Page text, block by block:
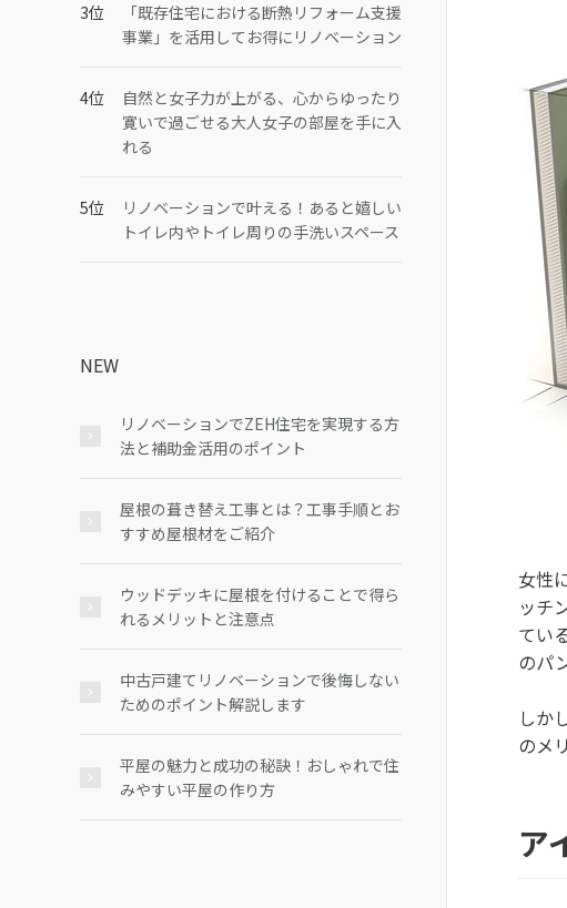
女性
ッチ
てい
のパ
しか
のメ
ア
「既存住宅における断熱リフォーム支援
事業」を活用してお得にリノベーション
自然と女子力が上がる、心からゆったり
寛いで過ごせる大人女子の部屋を手に入
れる
リノベーションで叶える！あると嬉しい
トイレ内やトイレ周りの手洗いスペース
NEW
リノベーションでZEH住宅を実現する方
法と補助金活用のポイント
屋根の葺き替え工事とは？工事手順とお
すすめ屋根材をご紹介
ウッドデッキに屋根を付けることで得ら
れるメリットと注意点
中古戸建てリノベーションで後悔しない
ためのポイント解説します
平屋の魅力と成功の秘訣！おしゃれで住
みやすい平屋の作り方